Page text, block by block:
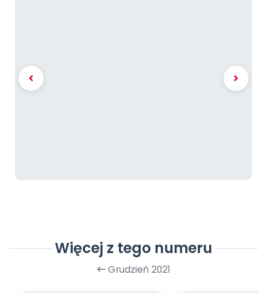
Więcej z tego numeru
Grudzień 2021